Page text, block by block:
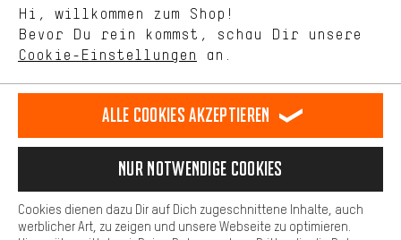
Deutsch
DE english
EN español
ES français
FR
VERTRAG WIDERRUFEN Aachener Community Affiliateprogramm
Datenschutz Allgemeine Geschäftsbedingungen
Hinweisgebersystem Hinweise zur Batterieentsorgung
Cookie-Einstellungen Kontrast ändern
Alle Preise verstehen sich in Euro und exkl. MwSt zuzüglich
Hi, willkommen zum Shop!
Bevor Du rein kommst, schau Dir unsere
Cookie-Einstellungen an.
selbst Einfluss auf die Verbesserung unserer Webseite und
unseres Shop-Angebots.
Dein Shopping-Erlebnis wird komfortabler. Mit Komfort-Cookies
stellen wir Verknüpfungen zu Social Media Plattformen her. So
können wir dir weitere nützliche Inhalte und Informationen zur
Verfügung stellen. Zudem hast du die Möglichkeit zusätzliche
Services zu nutzen, die es dir erleichtern die richtigen Produkte zu
finden. Beispielsweise bieten wir eine Chat-Funktion an, damit
Fragen schnell und unkompliziert beantwortet werden können.
Basis
Alle Cookies akzeptieren
Nur Notwendige Cookies
Cookies dienen dazu Dir auf Dich zugeschnittene Inhalte, auch
werblicher Art, zu zeigen und unsere Webseite zu optimieren.